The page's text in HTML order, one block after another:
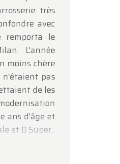
très
avec
remporta le
L'année
moins chère
pas
de les
ans d'âge et
et D Super.
ici. En
et après